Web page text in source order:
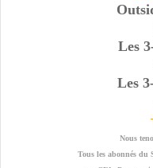
Les
Les
Nous
Tous les abonnés du